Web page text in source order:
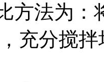
方法为
充分搅